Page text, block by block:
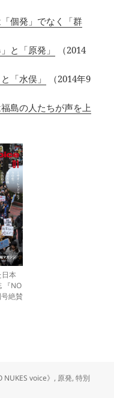
個発」でなく「群
と「原発」
（2014
「水俣」
（2014年9
島の人たちが声を上
本
『NO
絶賛
NUKES voice》 , 原発,特別